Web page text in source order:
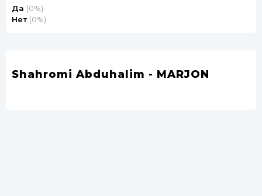
Да (0%)
Нет (0%)
Shahromi Abduhalim - MARJON